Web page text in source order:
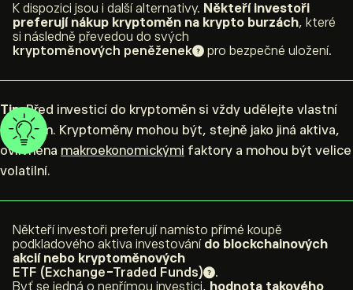
K dispozici jsou i další alternativy. Někteří investoři
preferují nákup kryptoměn na krypto burzách, které
si následně převedou do svých
kryptoměnových peněženek
pro bezpečné uložení.
Tip:Před investicí do kryptoměn si vždy udělejte vlastní
průzkum. Kryptoměny mohou být, stejně jako jiná aktiva,
ovlivněna makroekonomickými faktory a mohou být velice
volatilní.
Někteří investoři preferují namísto přímé koupě
podkladového aktiva investovánído blockchainových
akcií nebo kryptoměnových
ETF (Exchange-Traded Funds)
.
Byť se jedná o nepřímou investici, hodnota takového